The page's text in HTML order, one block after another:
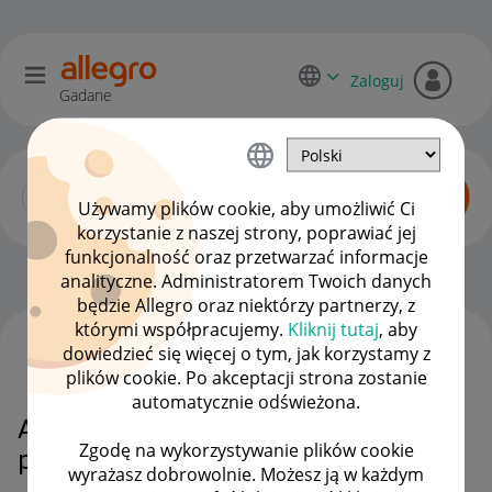
Używamy plików cookie, aby umożliwić Ci
korzystanie z naszej strony, poprawiać jej
funkcjonalność oraz przetwarzać informacje
analityczne. Administratorem Twoich danych
będzie Allegro oraz niektórzy partnerzy, z
którymi współpracujemy. Kliknij tutaj, aby
dowiedzieć się więcej o tym, jak korzystamy z
plików cookie. Po akceptacji strona zostanie
automatycznie odświeżona.
Zgodę na wykorzystywanie plików cookie
wyrażasz dobrowolnie. Możesz ją w każdym
Gadane
Zaloguj
Dyskusje kupujących OPCJE
Anulowanie zakupu a karta
podarunkowa
WSZYSTKIE TEMATY